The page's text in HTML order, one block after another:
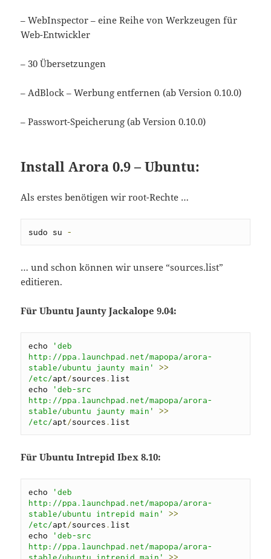
– WebInspector – eine Reihe von Werkzeugen für
Web-Entwickler
– 30 Übersetzungen
– AdBlock – Werbung entfernen (ab Version 0.10.0)
– Passwort-Speicherung (ab Version 0.10.0)
Install Arora 0.9 – Ubuntu:
Als erstes benötigen wir root-Rechte …
sudo su -
… und schon können wir unsere “sources.list”
editieren.
Für Ubuntu Jaunty Jackalope 9.04:
echo
'deb
http://ppa.launchpad.net/mapopa/arora-
stable/ubuntu jaunty main'
>>
/etc/apt/sources . list
echo
'deb-src
http://ppa.launchpad.net/mapopa/arora-
stable/ubuntu jaunty main'
>>
/etc/apt/sources . list
Für Ubuntu Intrepid Ibex 8.10:
echo
'deb
http://ppa.launchpad.net/mapopa/arora-
stable/ubuntu intrepid main'
>>
/etc/apt/sources . list
echo
'deb-src
http://ppa.launchpad.net/mapopa/arora-